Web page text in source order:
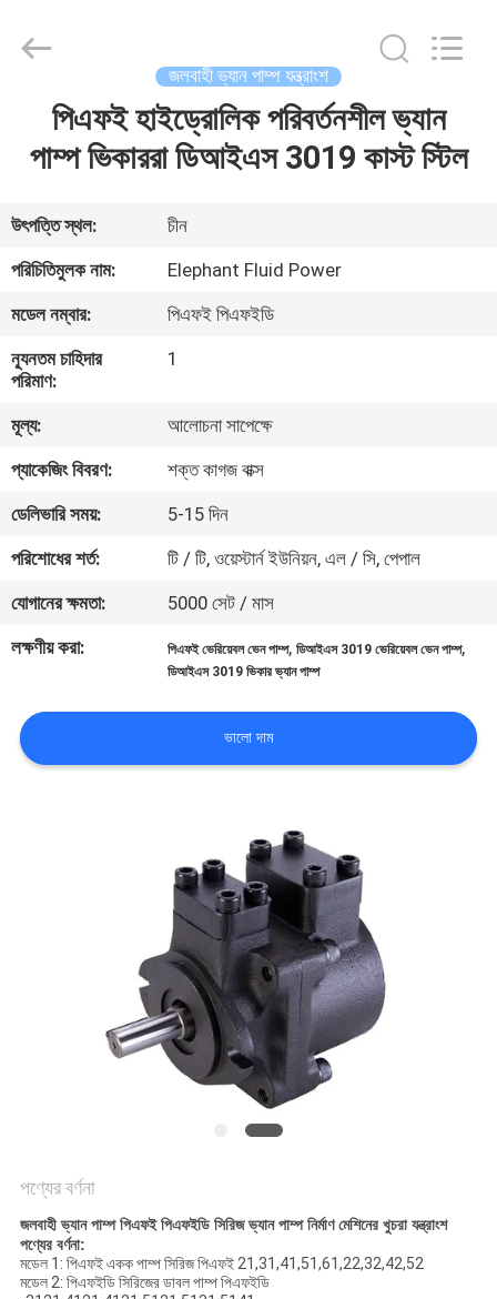
আমাদের
সম্পর্কে
কারখানা
ভ্রমণ
মান
নিয়ন্ত্রণ
যোগাযোগ
করুন
খবর
কেস
Power
Co.,Ltd.
জলবাহী ভ্যান পাম্প যন্ত্রাংশ
পিএফই হাইড্রোলিক পরিবর্তনশীল ভ্যান
পাম্প ভিকাররা ডিআইএস 3019 কাস্ট স্টিল
উৎপত্তি স্থল:
চীন
পরিচিতিমুলক নাম:
Elephant Fluid Power
মডেল নম্বার:
পিএফই পিএফইডি
ন্যূনতম চাহিদার
পরিমাণ:
1
মূল্য:
আলোচনা সাপেক্ষে
প্যাকেজিং বিবরণ:
শক্ত কাগজ বাক্স
ডেলিভারি সময়:
5-15 দিন
পরিশোধের শর্ত:
টি / টি, ওয়েস্টার্ন ইউনিয়ন, এল / সি, পেপাল
যোগানের ক্ষমতা:
5000 সেট / মাস
লক্ষণীয় করা:
পিএফই ভেরিয়েবল ভেন পাম্প,ডিআইএস 3019 ভেরিয়েবল ভেন পাম্প,
ডিআইএস 3019 ভিকার ভ্যান পাম্প
ভালো দাম
পণ্যের বর্ণনা
জলবাহী ভ্যান পাম্প পিএফই পিএফইডি সিরিজ ভ্যান পাম্প নির্মাণ মেশিনের খুচরা যন্ত্রাংশ
পণ্যের বর্ণনা:
মডেল 1: পিএফই একক পাম্প সিরিজ পিএফই 21,31,41,51,61,22,32,42,52
মডেল 2: পিএফইডি সিরিজের ডাবল পাম্প পিএফইডি